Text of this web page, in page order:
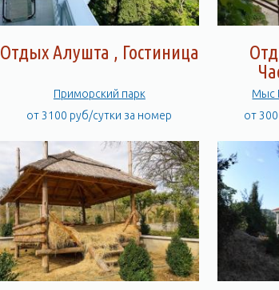
Отдых Алушта , Гостиница
Приморский парк
от 3100 руб/сутки за номер
от